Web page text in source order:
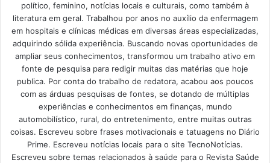
Como fazer o bolo de
liquidificador
Com alguns segredinhos infalíveis doPortal Atualizei,
você conseguirá reproduzir um quitute de dar água na
boca. Ele sairá quentinho, fofinho e saboroso. Veja como é
fácil ter à mesa, em cerca de 45 minutos, 10 pedaços do
melhor bolo que já comeu na vida:
Quando desligar o forno, deixe a forma na parte de
político, feminino, notícias locais e culturais, como também à
literatura em geral. Trabalhou por anos no auxílio da enfermagem
em hospitais e clínicas médicas em diversas áreas especializadas,
adquirindo sólida experiência. Buscando novas oportunidades de
ampliar seus conhecimentos, transformou um trabalho ativo em
fonte de pesquisa para redigir muitas das matérias que hoje
publica. Por conta do trabalho de redatora, acabou aos poucos
com as árduas pesquisas de fontes, se dotando de múltiplas
experiências e conhecimentos em finanças, mundo
automobilístico, rural, do entretenimento, entre muitas outras
coisas. Escreveu sobre frases motivacionais e tatuagens no Diário
Prime. Escreveu notícias locais para o site TecnoNotícias.
Escreveu sobre temas relacionados à saúde para o Revista Saúde